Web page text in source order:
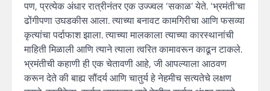
पण, प्रत्येक अंधार रात्रीनंतर एक उज्ज्वल ‘सकाळ’ येते. ‘भ्रमंती’चा
ढोंगीपणा उघडकीस आला. त्याच्या बनावट कामगिरीचा आणि फसव्या
कृत्यांचा पर्दाफाश झाला. त्याच्या मालकाला त्याच्या कारस्थानांची
माहिती मिळाली आणि त्याने त्याला त्वरित कामावरून काढून टाकले.
भ्रमंतीची कहाणी ही एक चेतावणी आहे, जी आपल्याला आठवण
करून देते की बाह्य सौंदर्य आणि चातुर्य हे नेहमीच सत्यतेचे लक्षण